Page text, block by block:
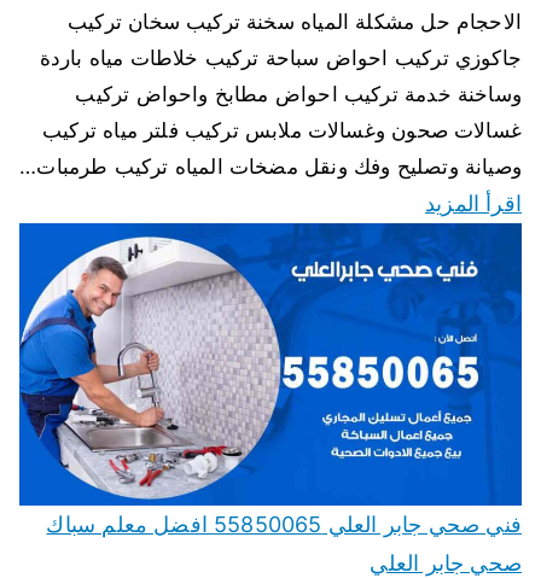
الاحجام حل مشكلة المياه سخنة تركيب سخان تركيب
جاكوزي تركيب احواض سباحة تركيب خلاطات مياه باردة
وساخنة خدمة تركيب احواض مطابخ واحواض تركيب
غسالات صحون وغسالات ملابس تركيب فلتر مياه تركيب
وصيانة وتصليح وفك ونقل مضخات المياه تركيب طرمبات…
اقرأ المزيد
فني صحي جابر العلي 55850065 افضل معلم سباك
صحي جابر العلي